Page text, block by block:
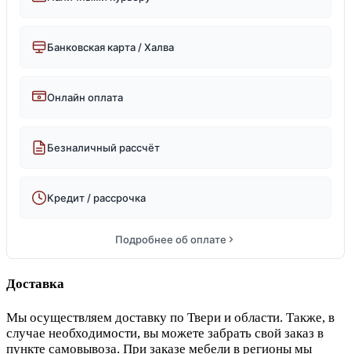
Банковская карта / Халва
Онлайн оплата
Безналичный рассчёт
Кредит / рассрочка
Подробнее об оплате
Доставка
Мы осуществляем доставку по Твери и области. Также, в
случае необходимости, вы можете забрать свой заказ в
пункте самовывоза. При заказе мебели в регионы мы